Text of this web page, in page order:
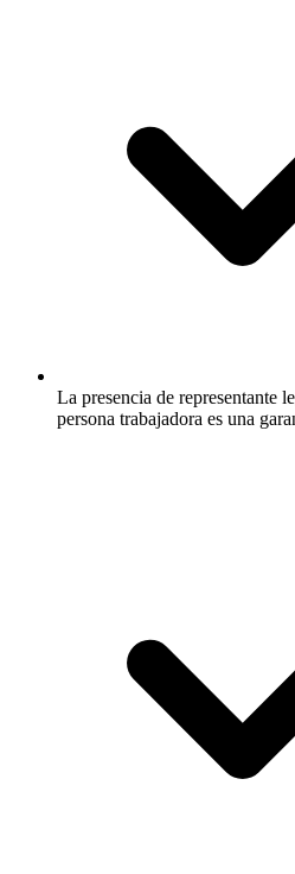
La presencia de representante
persona trabajadora es una